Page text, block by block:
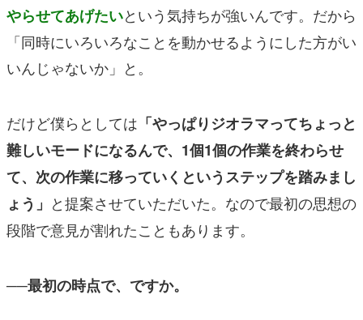
やらせてあげたいという気持ちが強いんです。だから
「同時にいろいろなことを動かせるようにした方がい
いんじゃないか」と。
だけど僕らとしては 「やっぱりジオラマってちょっと
難しいモードになるんで、1個1個の作業を終わらせ
て、次の作業に移っていくというステップを踏みまし
ょう」 と提案させていただいた。なので最初の思想の
段階で意見が割れたこともあります。
──最初の時点で、ですか。